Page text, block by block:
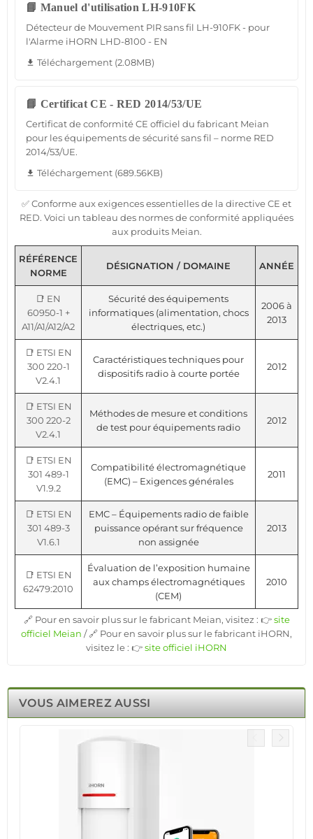
📘 Manuel d'utilisation LH-910FK
Détecteur de Mouvement PIR sans fil LH-910FK - pour
l'Alarme iHORN LHD-8100 - EN
file_download Téléchargement (2.08MB)
📘 Certificat CE - RED 2014/53/UE
Certificat de conformité CE officiel du fabricant Meian
pour les équipements de sécurité sans fil – norme RED
2014/53/UE.
file_download Téléchargement (689.56KB)
✅ Conforme aux exigences essentielles de la directive CE et
RED. Voici un tableau des normes de conformité appliquées
aux produits Meian.
RÉFÉRENCE
NORME
DÉSIGNATION / DOMAINE ANNÉE
📑 EN
60950-1 +
A11/A1/A12/A2
Sécurité des équipements
informatiques (alimentation, chocs
électriques, etc.)
2006 à
2013
📑 ETSI EN
300 220-1
V2.4.1
Caractéristiques techniques pour
dispositifs radio à courte portée
2012
📑 ETSI EN
300 220-2
V2.4.1
Méthodes de mesure et conditions
de test pour équipements radio
2012
📑 ETSI EN
301 489-1
V1.9.2
Compatibilité électromagnétique
(EMC) – Exigences générales
2011
📑 ETSI EN
301 489-3
V1.6.1
EMC – Équipements radio de faible
puissance opérant sur fréquence
non assignée
2013
📑 ETSI EN
62479:2010
Évaluation de l’exposition humaine
aux champs électromagnétiques
(CEM)
2010
🔗 Pour en savoir plus sur le fabricant Meian, visitez : 👉site
officiel Meian / 🔗 Pour en savoir plus sur le fabricant iHORN,
visitez le : 👉site officiel iHORN
VOUS AIMEREZ AUSSI